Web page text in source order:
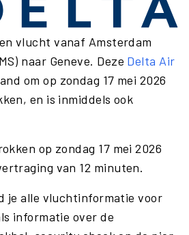
vlucht vanaf Amsterdam
naar Geneve. Deze Delta Air
om op zondag 17 mei 2026
en is inmiddels ook
op zondag 17 mei 2026
van 12 minuten.
je alle vluchtinformatie voor
informatie over de